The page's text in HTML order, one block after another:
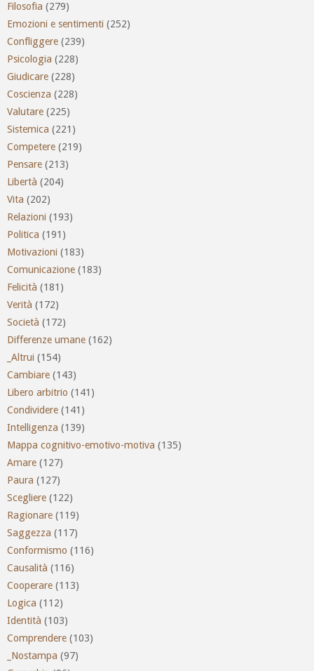
Filosofia (279)
Emozioni e sentimenti (252)
Confliggere (239)
Psicologia (228)
Giudicare (228)
Coscienza (228)
Valutare (225)
Sistemica (221)
Competere (219)
Pensare (213)
Libertà (204)
Vita (202)
Relazioni (193)
Politica (191)
Motivazioni (183)
Comunicazione (183)
Felicità (181)
Verità (172)
Società (172)
Differenze umane (162)
_Altrui (154)
Cambiare (143)
Libero arbitrio (141)
Condividere (141)
Intelligenza (139)
Mappa cognitivo-emotivo-motiva (135)
Amare (127)
Paura (127)
Scegliere (122)
Ragionare (119)
Saggezza (117)
Conformismo (116)
Causalità (116)
Cooperare (113)
Logica (112)
Identità (103)
Comprendere (103)
_Nostampa (97)